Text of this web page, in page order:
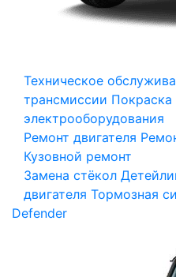
Техническое
трансмиссии Покраска
электрооборудования
Ремонт двигателя
Кузовной ремонт
Замена стёкол
двигателя Тормозная
Defender